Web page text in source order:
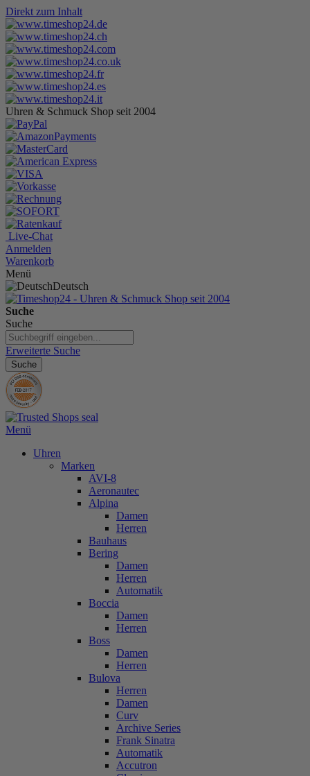
Direkt zum Inhalt
Uhren & Schmuck Shop seit 2004
Live-Chat
Anmelden
Warenkorb
Menü
Deutsch
Suche
Suche
Erweiterte Suche
Suche
Menü
Uhren
Marken
AVI-8
Aeronautec
Alpina
Damen
Herren
Bauhaus
Bering
Damen
Herren
Automatik
Boccia
Damen
Herren
Boss
Damen
Herren
Bulova
Herren
Damen
Curv
Archive Series
Frank Sinatra
Automatik
Accutron